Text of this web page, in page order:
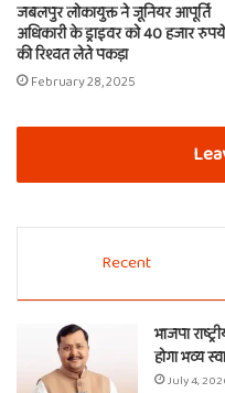
जबलपुर लोकायुक्त ने जूनियर आपूर्ति
अधिकारी के ड्राइवर को 40 हजार रुपये
की रिश्वत लेते पकड़ा
February 28, 2025
Recent
भाजपा
होगा भव्य
July 4,